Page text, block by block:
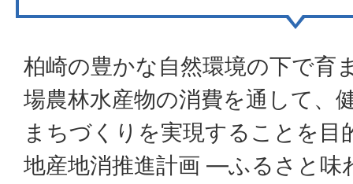
柏崎の豊かな自然環境の下で育
場農林水産物の消費を通して、
まちづくりを実現することを目
地産地消推進計画 ―ふるさと味